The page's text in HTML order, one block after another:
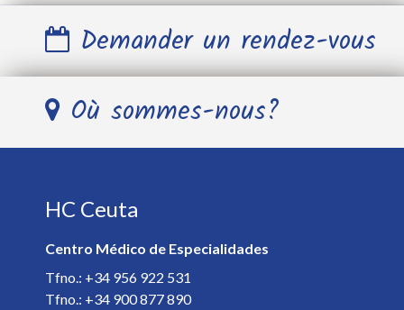
Demander un rendez-vous
Télephone *
E-mail *
Spécialiste *
Où sommes-nous?
HC Ceuta
Centro Médico de Especialidades
Tfno.: +34 956 922 531
Tfno.: +34 900 877 890